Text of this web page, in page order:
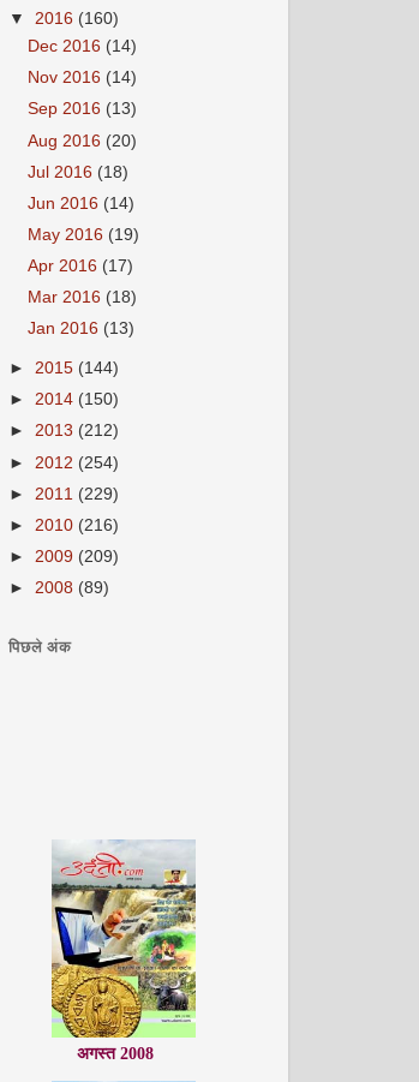
▼ 2016 (160)
Dec 2016 (14)
Nov 2016 (14)
Sep 2016 (13)
Aug 2016 (20)
Jul 2016 (18)
Jun 2016 (14)
May 2016 (19)
Apr 2016 (17)
Mar 2016 (18)
Jan 2016 (13)
► 2015 (144)
► 2014 (150)
► 2013 (212)
► 2012 (254)
► 2011 (229)
► 2010 (216)
► 2009 (209)
► 2008 (89)
पिछले अंक
अगस्त 2008